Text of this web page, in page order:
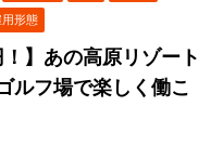
用形態
！】あの高原リゾート
ルフ場で楽しく働こ